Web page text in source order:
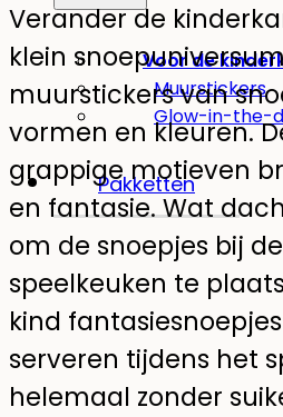
Voor de
Muurstickers
Glow-in-the-
Pakketten
Verander de
klein
muurstickers van
vormen en kleuren.
grappige motieven
en fantasie. Wat
om de snoepjes bij de
speelkeuken te
kind
serveren tijdens het
helemaal zonder